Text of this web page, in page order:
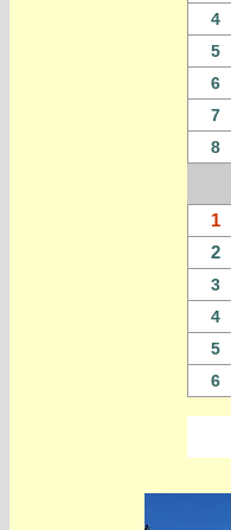
4
5
6
7
8
1
2
3
4
5
6